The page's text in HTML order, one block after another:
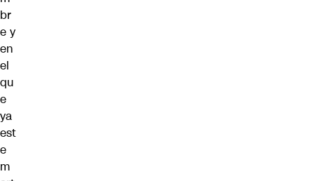
br
e y
en
el
qu
e
ya
est
e
m